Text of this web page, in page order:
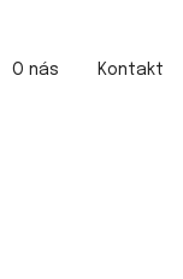
O nás Kontakt